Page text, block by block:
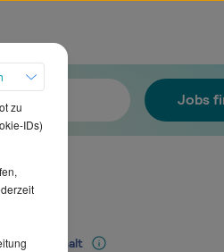
Jobs
Mediangehalt
zu
IDs)